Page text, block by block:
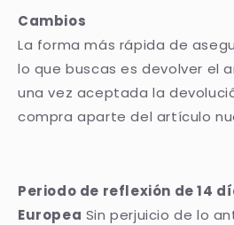
Cambios
La forma más rápida de
lo que buscas es devolver el
una vez aceptada la
compra aparte del artículo
Periodo de reflexión de 14
Europea Sin perjuicio de lo